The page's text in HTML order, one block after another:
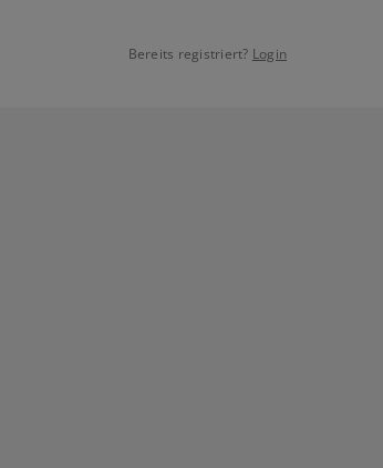
Bereits registriert? Login